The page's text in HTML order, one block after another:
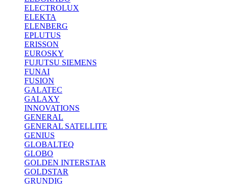
ELECTROLUX
ELEKTA
ELENBERG
EPLUTUS
ERISSON
EUROSKY
FUJUTSU SIEMENS
FUNAI
FUSION
GALATEC
GALAXY
INNOVATIONS
GENERAL
GENERAL SATELLITE
GENIUS
GLOBALTEQ
GLOBO
GOLDEN INTERSTAR
GOLDSTAR
GRUNDIG